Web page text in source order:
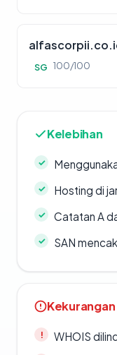
SG 100/100
Kelebihan
Hosting di
Catatan A
SAN
Kekurangan
WHOIS